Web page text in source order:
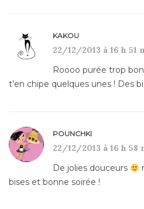
KAKOU
22/12/2013 à 16 h 51
Roooo purée trop
t’en chipe quelques unes ! Des
POUNCHKI
22/12/2013 à 16 h 58
De jolies douceurs
bises et bonne soirée !